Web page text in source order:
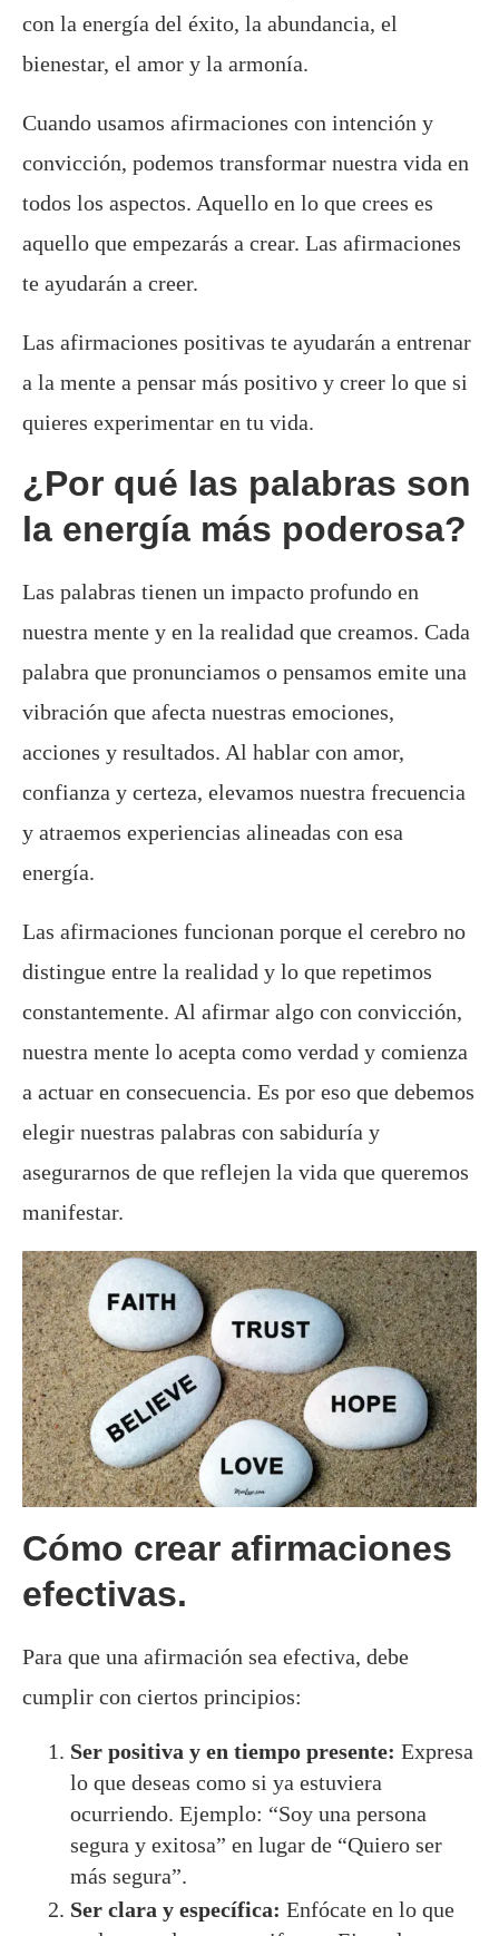
con la energía del éxito, la abundancia, el
bienestar, el amor y la armonía.
Cuando usamos afirmaciones con intención y
convicción, podemos transformar nuestra vida en
todos los aspectos. Aquello en lo que crees es
aquello que empezarás a crear. Las afirmaciones
te ayudarán a creer.
Las afirmaciones positivas te ayudarán a entrenar
a la mente a pensar más positivo y creer lo que si
quieres experimentar en tu vida.
¿Por qué las palabras son
la energía más poderosa?
Las palabras tienen un impacto profundo en
nuestra mente y en la realidad que creamos. Cada
palabra que pronunciamos o pensamos emite una
vibración que afecta nuestras emociones,
acciones y resultados. Al hablar con amor,
confianza y certeza, elevamos nuestra frecuencia
y atraemos experiencias alineadas con esa
energía.
Las afirmaciones funcionan porque el cerebro no
distingue entre la realidad y lo que repetimos
constantemente. Al afirmar algo con convicción,
nuestra mente lo acepta como verdad y comienza
a actuar en consecuencia. Es por eso que debemos
elegir nuestras palabras con sabiduría y
asegurarnos de que reflejen la vida que queremos
manifestar.
Cómo crear afirmaciones
efectivas.
Para que una afirmación sea efectiva, debe
cumplir con ciertos principios:
Ser positiva y en tiempo presente: Expresa
lo que deseas como si ya estuviera
ocurriendo. Ejemplo: “Soy una persona
segura y exitosa” en lugar de “Quiero ser
más segura”.
Ser clara y específica: Enfócate en lo que